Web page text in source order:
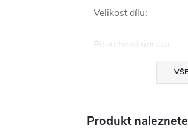
Velikost dílu:
Povrchová úprava:
Produkt